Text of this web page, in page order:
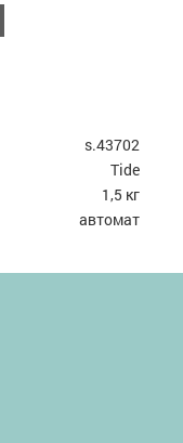
s.43702
Tide
1,5 кг
автомат